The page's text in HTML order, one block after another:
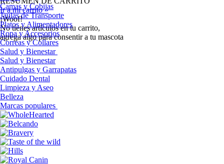
Ir a mi carrito »
¡Woof!
No tíenes artículos en tu carrito,
agrega algo para consentir a tu mascota
Camas y Cobijas
Jaulas de Transporte
Platos y Alimentadores
Ropa y Accesorios
Correas y Collares
Salud y Bienestar
Salud y Bienestar
Antipulgas y Garrapatas
Cuidado Dental
Limpieza y Aseo
Belleza
Marcas populares